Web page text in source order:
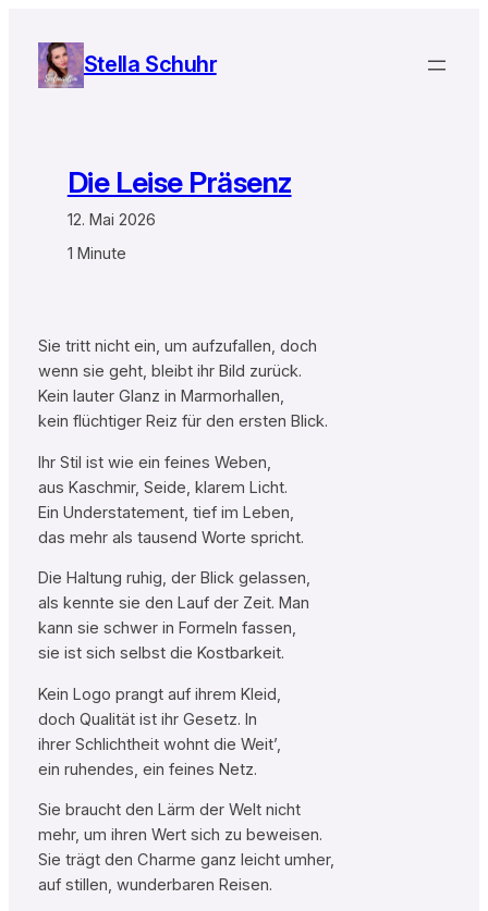
Inhalt
springen
Stella Schuhr
Die Leise Präsenz
12. Mai 2026
1 Minute
Sie tritt nicht ein, um aufzufallen, doch
wenn sie geht, bleibt ihr Bild zurück.
Kein lauter Glanz in Marmorhallen,
kein flüchtiger Reiz für den ersten Blick.
Ihr Stil ist wie ein feines Weben,
aus Kaschmir, Seide, klarem Licht.
Ein Understatement, tief im Leben,
das mehr als tausend Worte spricht.
Die Haltung ruhig, der Blick gelassen,
als kennte sie den Lauf der Zeit. Man
kann sie schwer in Formeln fassen,
sie ist sich selbst die Kostbarkeit.
Kein Logo prangt auf ihrem Kleid,
doch Qualität ist ihr Gesetz. In
ihrer Schlichtheit wohnt die Weit’,
ein ruhendes, ein feines Netz.
Sie braucht den Lärm der Welt nicht
mehr, um ihren Wert sich zu beweisen.
Sie trägt den Charme ganz leicht umher,
auf stillen, wunderbaren Reisen.